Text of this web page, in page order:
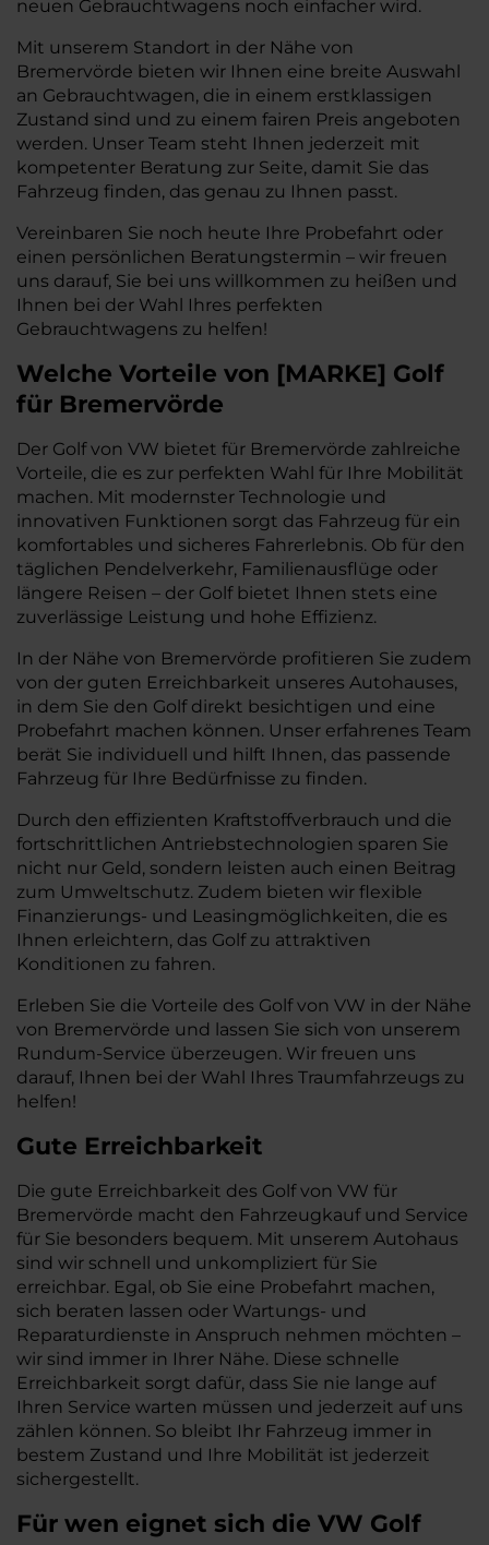
neuen Gebrauchtwagens noch einfacher wird.
Mit unserem Standort in der Nähe von
Bremervörde bieten wir Ihnen eine breite Auswahl
an Gebrauchtwagen, die in einem erstklassigen
Zustand sind und zu einem fairen Preis angeboten
werden. Unser Team steht Ihnen jederzeit mit
kompetenter Beratung zur Seite, damit Sie das
Fahrzeug finden, das genau zu Ihnen passt.
Vereinbaren Sie noch heute Ihre Probefahrt oder
einen persönlichen Beratungstermin – wir freuen
uns darauf, Sie bei uns willkommen zu heißen und
Ihnen bei der Wahl Ihres perfekten
Gebrauchtwagens zu helfen!
Welche Vorteile von [MARKE] Golf
für Bremervörde
Der Golf von VW bietet für Bremervörde zahlreiche
Vorteile, die es zur perfekten Wahl für Ihre Mobilität
machen. Mit modernster Technologie und
innovativen Funktionen sorgt das Fahrzeug für ein
komfortables und sicheres Fahrerlebnis. Ob für den
täglichen Pendelverkehr, Familienausflüge oder
längere Reisen – der Golf bietet Ihnen stets eine
zuverlässige Leistung und hohe Effizienz.
In der Nähe von Bremervörde profitieren Sie zudem
von der guten Erreichbarkeit unseres Autohauses,
in dem Sie den Golf direkt besichtigen und eine
Probefahrt machen können. Unser erfahrenes Team
berät Sie individuell und hilft Ihnen, das passende
Fahrzeug für Ihre Bedürfnisse zu finden.
Durch den effizienten Kraftstoffverbrauch und die
fortschrittlichen Antriebstechnologien sparen Sie
nicht nur Geld, sondern leisten auch einen Beitrag
zum Umweltschutz. Zudem bieten wir flexible
Finanzierungs- und Leasingmöglichkeiten, die es
Ihnen erleichtern, das Golf zu attraktiven
Konditionen zu fahren.
Erleben Sie die Vorteile des Golf von VW in der Nähe
von Bremervörde und lassen Sie sich von unserem
Rundum-Service überzeugen. Wir freuen uns
darauf, Ihnen bei der Wahl Ihres Traumfahrzeugs zu
helfen!
Gute Erreichbarkeit
Die gute Erreichbarkeit des Golf von VW für
Bremervörde macht den Fahrzeugkauf und Service
für Sie besonders bequem. Mit unserem Autohaus
sind wir schnell und unkompliziert für Sie
erreichbar. Egal, ob Sie eine Probefahrt machen,
sich beraten lassen oder Wartungs- und
Reparaturdienste in Anspruch nehmen möchten –
wir sind immer in Ihrer Nähe. Diese schnelle
Erreichbarkeit sorgt dafür, dass Sie nie lange auf
Ihren Service warten müssen und jederzeit auf uns
zählen können. So bleibt Ihr Fahrzeug immer in
bestem Zustand und Ihre Mobilität ist jederzeit
sichergestellt.
Für wen eignet sich die VW Golf